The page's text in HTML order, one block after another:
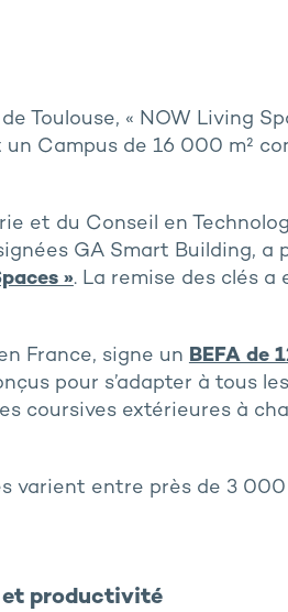
Toulouse, « NOW Living
Campus de 16 000 m²
et du Conseil en
GA Smart Building, a
». La remise des clés a
France, signe un BEFA de
pour s’adapter à tous
coursives extérieures à
varient entre près de 3
et productivité